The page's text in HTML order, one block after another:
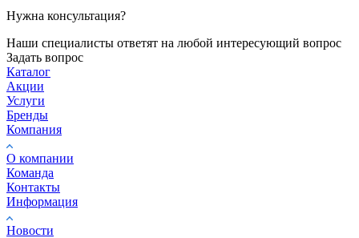
Нужна консультация?
Наши специалисты ответят на любой интересующий вопрос
Задать вопрос
Каталог
Акции
Услуги
Бренды
Компания
О компании
Команда
Контакты
Информация
Новости